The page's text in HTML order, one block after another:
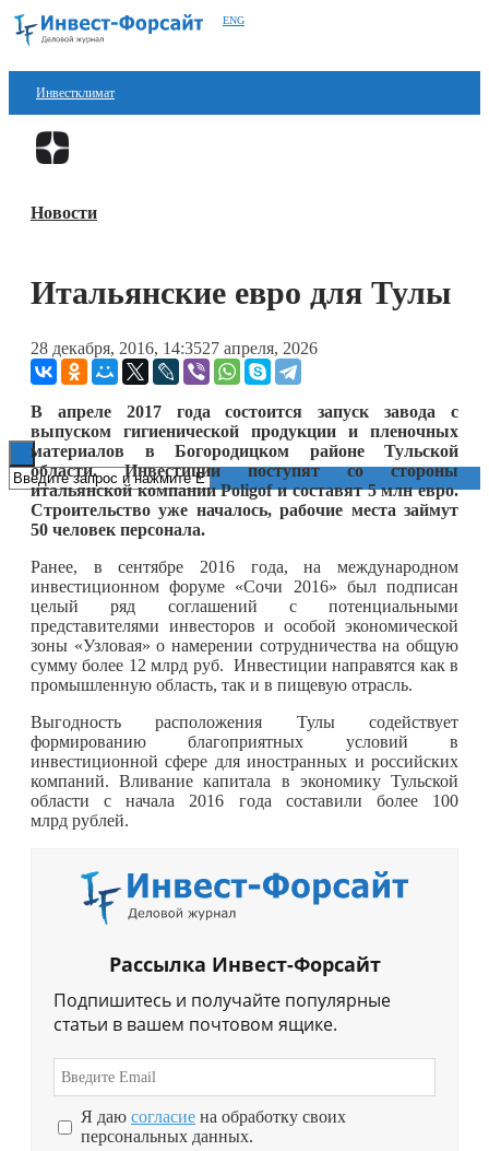
ENG
Инвестклимат
Финансы
Блокчейн
ESG
Новости
Итальянские евро для Тулы
28 декабря, 2016, 14:3527 апреля, 2026
В апреле 2017 года состоится запуск завода с
выпуском гигиенической продукции и пленочных
материалов в Богородицком районе Тульской
области. Инвестиции поступят со стороны
итальянской компании Poligof и составят 5 млн евро.
Строительство уже началось, рабочие места займут
50 человек персонала.
Ранее, в сентябре 2016 года, на международном
инвестиционном форуме «Сочи 2016» был подписан
целый ряд соглашений с потенциальными
представителями инвесторов и особой экономической
зоны «Узловая» о намерении сотрудничества на общую
сумму более 12 млрд руб. Инвестиции направятся как в
промышленную область, так и в пищевую отрасль.
Выгодность расположения Тулы содействует
формированию благоприятных условий в
инвестиционной сфере для иностранных и российских
компаний. Вливание капитала в экономику Тульской
области с начала 2016 года составили более 100
млрд рублей.
Рассылка Инвест-Форсайт
Подпишитесь и получайте популярные
статьи в вашем почтовом ящике.
Я даю согласие на обработку своих
персональных данных.